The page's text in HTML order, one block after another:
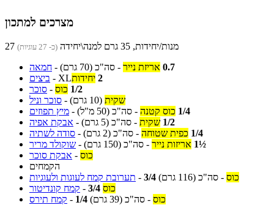
מצרכים למתכון
27 מנות/יחידות, 35 גרם למנה\יחידה (כ- 27 עוגיות)
חמאה - 0.7 אריזת נייר - סה"כ (70 גרם)
ביצים - 2 יחידותXL
סוכר - 1/2 כוס
סוכר וניל - שקית (10 גרם)
מיץ תפוזים - 1/4 כוס קטנה - סה"כ (50 מ"ל)
אבקת אפיה - 1/2 שקית - סה"כ (5 גרם)
סודה לשתיה - 1/4 כפית שטוחה - סה"כ (2 גרם)
שוקולד מריר - 1½ אריזות נייר - סה"כ (150 גרם)
אבקת סוכר - כוס
הקמחים
תערובת קמח לעוגות ולעוגיות - 3/4 כוס - סה"כ (116 גרם)
קמח קונדיטור - 3/4 כוס
קמח תירס - 1/4 כוס - סה"כ (39 גרם)